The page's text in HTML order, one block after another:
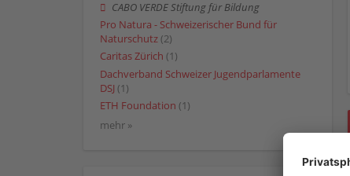
CABO VERDE Stiftung für Bildung
Pro Natura - Schweizerischer Bund für
Naturschutz (2)
Caritas Zürich (1)
Dachverband Schweizer Jugendparlamente
DSJ (1)
ETH Foundation (1)
mehr »